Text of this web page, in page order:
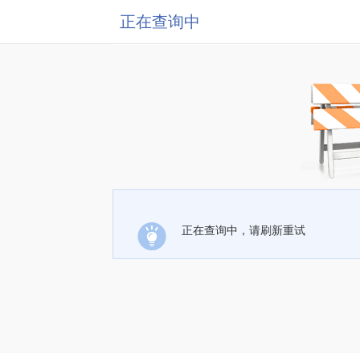
正在查询中
正在查询中，请刷新重试